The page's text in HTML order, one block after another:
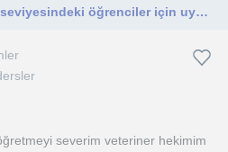
Derslerim ilkokul ortaokul seviyesindeki öğrenciler için uygundur. Derslerimi online platformlar üzerinden sürdürmeyi düşünüyorum
severim veteriner hekimim